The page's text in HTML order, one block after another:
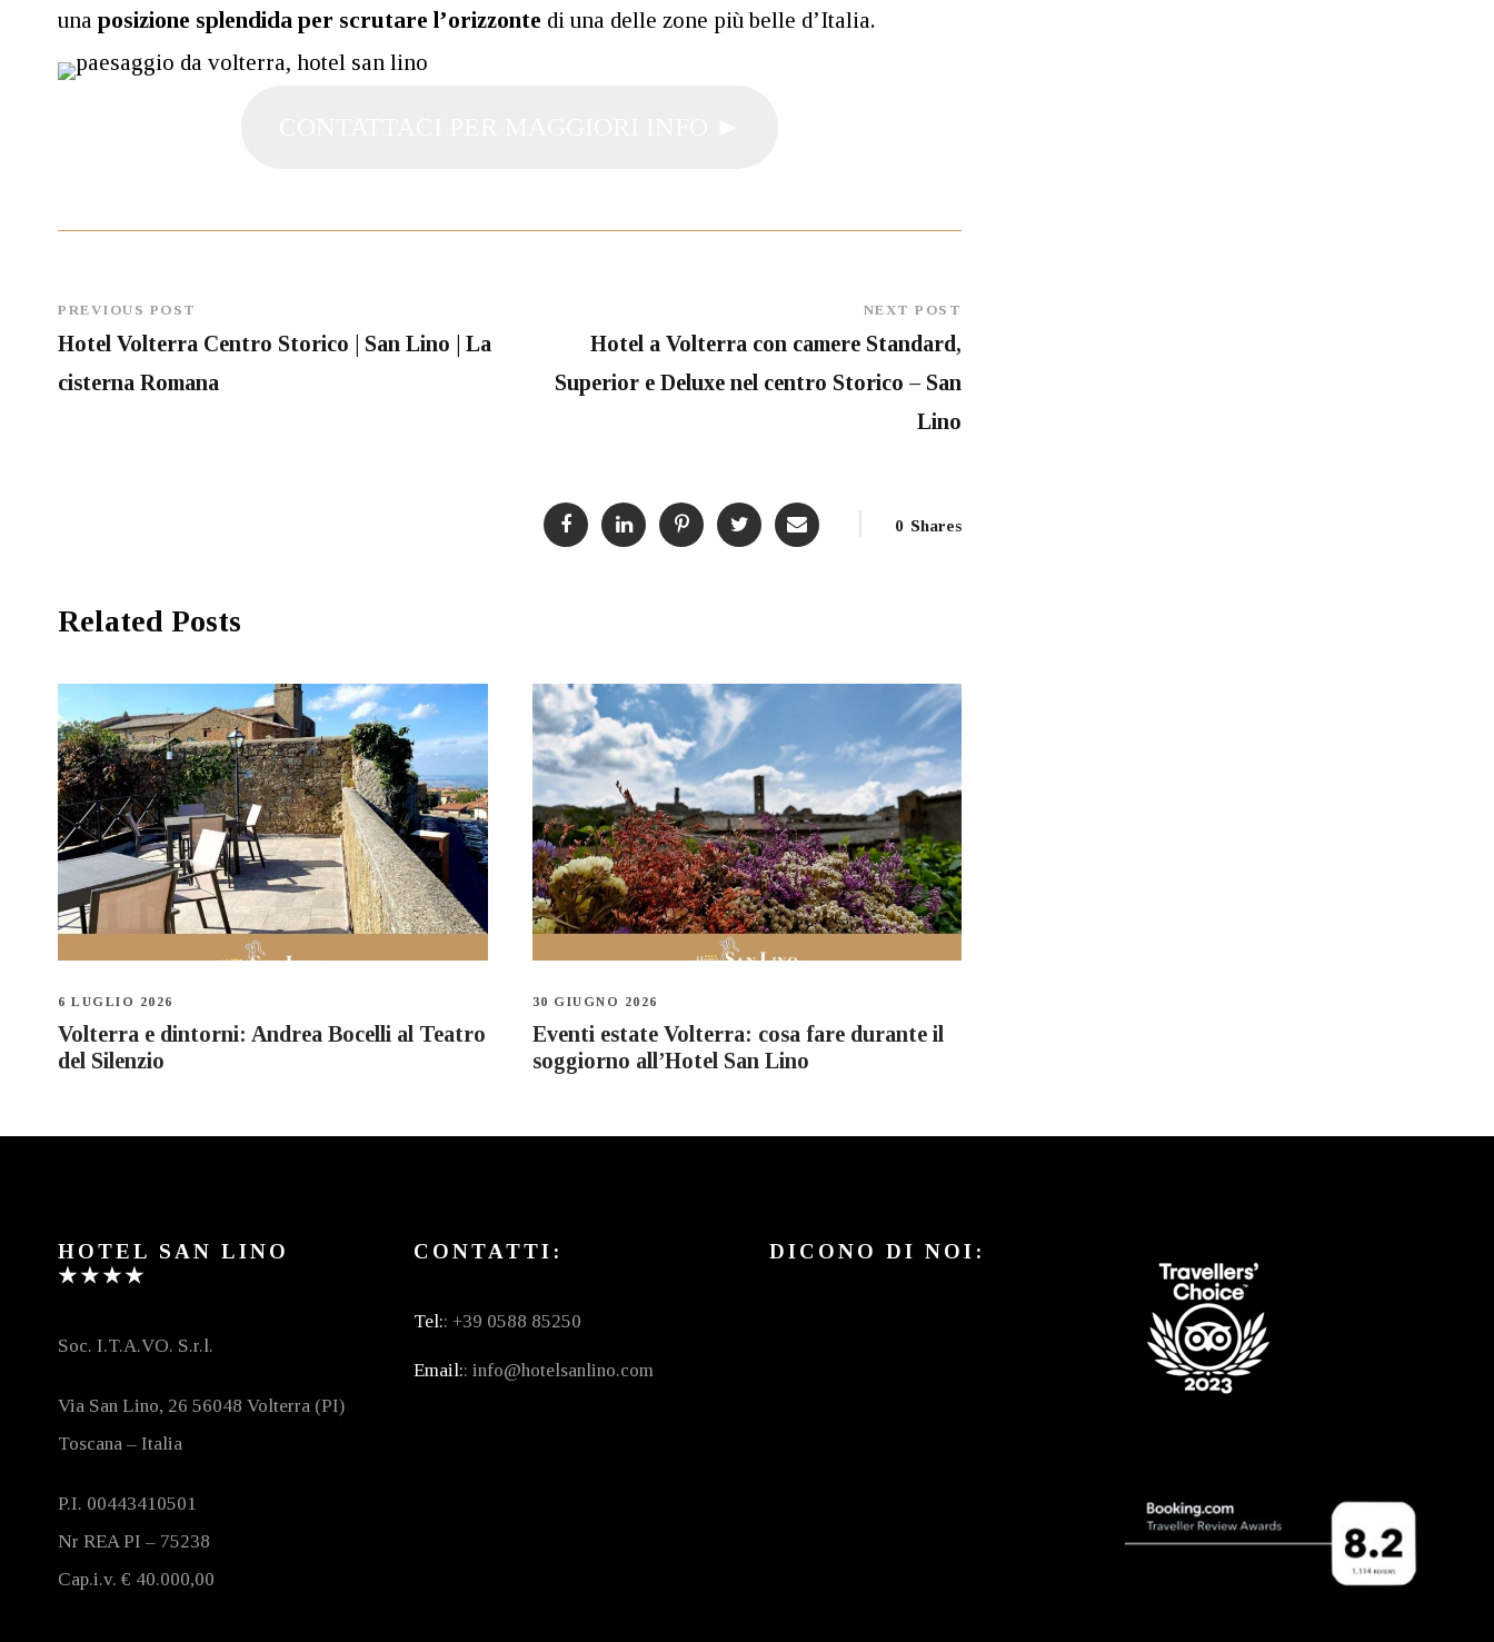
una posizione splendida per scrutare l’orizzonte di una delle zone più belle d’Italia.
PREVIOUS POST
Hotel Volterra Centro Storico | San Lino | La
cisterna Romana
NEXT POST
Hotel a Volterra con camere Standard,
Superior e Deluxe nel centro Storico – San
Lino
0 Shares
Related Posts
6 LUGLIO 2026
Volterra e dintorni: Andrea Bocelli al Teatro
del Silenzio
30 GIUGNO 2026
Eventi estate Volterra: cosa fare durante il
soggiorno all’Hotel San Lino
HOTEL SAN LINO
★★★★
Soc. I.T.A.VO. S.r.l.
Via San Lino, 26 56048 Volterra (PI)
Toscana – Italia
P.I. 00443410501
Nr REA PI – 75238
Cap.i.v. € 40.000,00
CONTATTI:
Tel:: +39 0588 85250
Email:: info@hotelsanlino.com
DICONO DI NOI: